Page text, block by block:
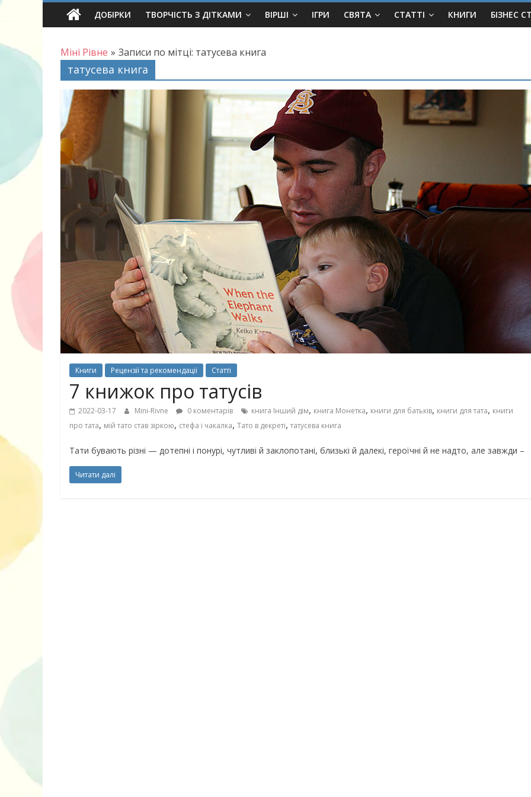
Skip
ДОБІРКИ ТВОРЧІСТЬ З ДІТКАМИ ВІРШІ ІГРИ СВЯТА СТАТТІ КНИГИ БІЗНЕС
Міні Рівне » Записи по мітці: татусева книга
татусева книга
Книги Рецензії та рекомендації Статті
7 книжок про татусів
2022-03-17 Mini-Rivne 0 коментарів книга Інший дім, книга Монетка, книги для батьків, книги для тата, книги
про тата, мій тато став зіркою, стефа і чакалка, Тато в декреті, татусева книга
Тати бувають різні — дотепні і понурі, чутливі й заклопотані, близькі й далекі, героїчні й не надто, але завжди –
Читати далі
Чарівні українські колискові
пісні для дітей (слова та
Колискові для дітей з усього
світу (відео)
Пісні про школу (тексти +
— добірка шкільних пісень
Ігри та конкурси на Новий рік
Що почитати дитині на ніч: 15